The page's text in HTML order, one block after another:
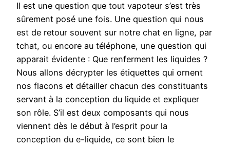
Il est une question que tout vapoteur s’est très
sûrement posé une fois. Une question qui nous
est de retour souvent sur notre chat en ligne, par
tchat, ou encore au téléphone, une question qui
apparait évidente : Que renferment les liquides ?
Nous allons décrypter les étiquettes qui ornent
nos flacons et détailler chacun des constituants
servant à la conception du liquide et expliquer
son rôle. S’il est deux composants qui nous
viennent dès le début à l’esprit pour la
conception du e-liquide, ce sont bien le